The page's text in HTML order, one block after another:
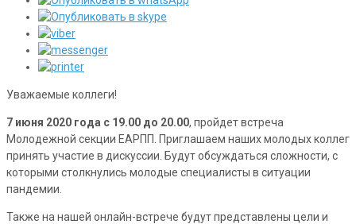
Уважаемые коллеги!
7 июня 2020 года с 19.00 до 20.00, пройдет встреча
Молодежной секции ЕАРПП. Приглашаем наших молодых коллег
принять участие в дискуссии. Будут обсуждаться сложности, с
которыми столкнулись молодые специалисты в ситуации
пандемии.
Также на нашей онлайн-встрече будут представлены цели и